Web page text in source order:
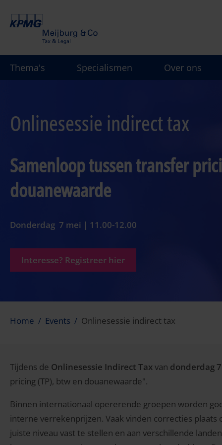
gaan
Thema's Specialismen Over ons
Onlinesessie indirect tax
Samenloop tussen transfer
douanewaarde
Donderdag 7 mei | 11.00-12.00
Interesse? Registreer hier
Home Events Onlinesessie indirect tax
Tijdens de Onlinesessie Indirect Taxvan donderdag
pricing (TP), btw en douanewaarde".
Binnen internationaal opererende groepen worden
interne verrekenprijzen. Vaak vinden correcties plaats
juiste niveau vast te stellen en aan verschillende